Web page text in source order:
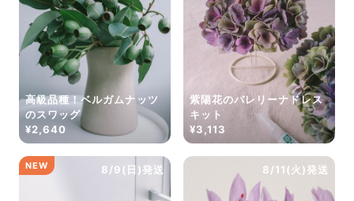
高級品種！ベルガムナッツ
のスワッグ
¥2,640
紫陽花のバレリーナドレス
キット
¥3,113
8/9(日)発送
NEW 8/11(火)発送